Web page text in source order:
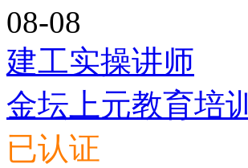
08-08
建工实操讲师
金坛上元教育培训
已认证